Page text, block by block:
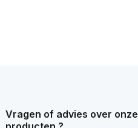
Vragen of advies over onze